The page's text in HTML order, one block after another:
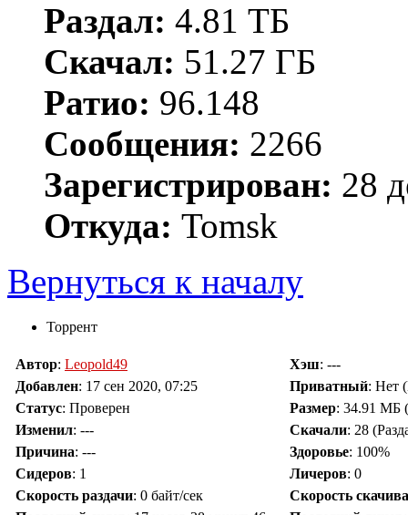
Раздал: 4.81 ТБ
Скачал: 51.27 ГБ
Ратио: 96.148
Сообщения: 2266
Зарегистрирован: 28
Откуда: Tomsk
Вернуться к началу
Торрент
Автор: Leopold49 Хэш: ---
Добавлен: 17 сен 2020, 07:25 Приватный: Нет
Статус: Проверен Размер: 34.91 МБ
Изменил: --- Скачали: 28
Причина: --- Здоровье: 100%
Сидеров: 1 Личеров: 0
Скорость раздачи: 0 байт/сек
Скорость